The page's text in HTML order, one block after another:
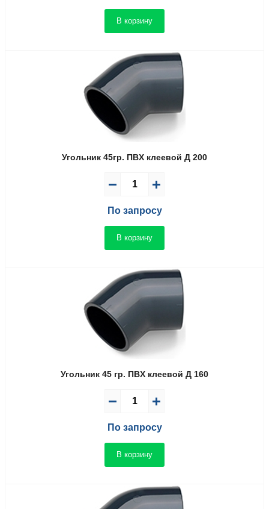
В корзину
Угольник 45гр. ПВX клеевой Д 200
По запросу
В корзину
Угольник 45 гр. ПВX клеевой Д 160
По запросу
В корзину